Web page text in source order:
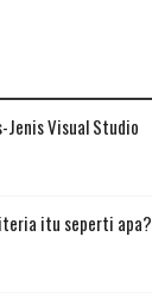
Jenis Visual Studio
itu seperti apa?